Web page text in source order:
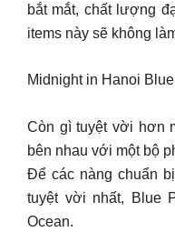
bắt mắt, chất lượng
items này sẽ không
Midnight in Hanoi
Còn gì tuyệt vời hơn
bên nhau với một bộ
Để các nàng chuẩn
tuyệt vời nhất, Blue
Ocean.